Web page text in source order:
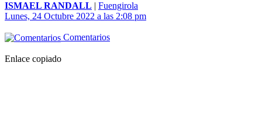
ISMAEL RANDALL | Fuengirola
Lunes, 24 Octubre 2022 a las 2:08 pm
Comentarios
Enlace copiado